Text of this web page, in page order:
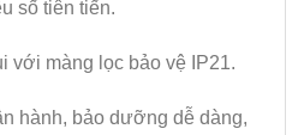
số tiên tiến.
với màng lọc bảo vệ IP21.
hành, bảo dưỡng dễ dàng,